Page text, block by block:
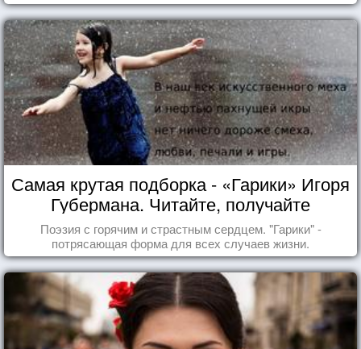
Самая крутая подборка - «Гарики» Игоря
Губермана. Читайте, получайте
удовольствие!
Поэзия с горячим и страстным сердцем. "Гарики" -
потрясающая форма для всех случаев жизни.